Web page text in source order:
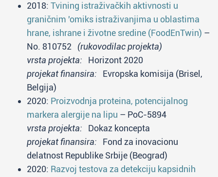
2018: Tvining istraživačkih aktivnosti u
graničnim 'omiks istraživanjima u oblastima
hrane, ishrane i životne sredine (FoodEnTwin) –
No. 810752 (rukovodilac projekta)
vrsta projekta: Horizont 2020
projekat finansira: Evropska komisija (Brisel,
Belgija)
2020: Proizvodnja proteina, potencijalnog
markera alergije na lipu – PoC-5894
vrsta projekta: Dokaz koncepta
projekat finansira: Fond za inovacionu
delatnost Republike Srbije (Beograd)
2020: Razvoj testova za detekciju kapsidnih